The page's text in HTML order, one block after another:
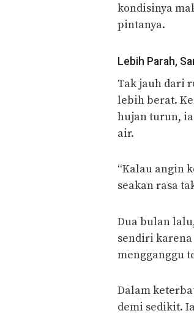
kondisinya
pintanya.
Lebih Parah,
Tak jauh dari
lebih berat.
hujan turun,
air.
“Kalau angin
seakan rasa
Dua bulan
sendiri
mengganggu
Dalam
demi sedikit.